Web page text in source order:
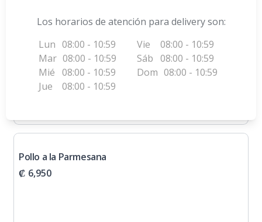
Lomito en salsa de mora
₡ 13,183
Pollo a la Parmesana
₡ 6,950
Los horarios de atención para delivery son:
Lun 08:00 - 10:59
Mar 08:00 - 10:59
Mié 08:00 - 10:59
Jue
08:00 - 10:59
Vie
08:00 - 10:59
Sáb 08:00 - 10:59
Dom 08:00 - 10:59